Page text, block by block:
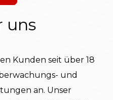
uns
Kunden seit über 18
und
an. Unser